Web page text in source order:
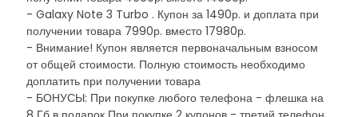
- Galaxy Note 3 Turbo . Купон за 1490р. и доплата при
получении товара 7990р. вместо 17980р.
- Внимание! Купон является первоначальным взносом
от общей стоимости. Полную стоимость необходимо
доплатить при получении товара
- БОНУСЫ: При покупке любого телефона - флешка на